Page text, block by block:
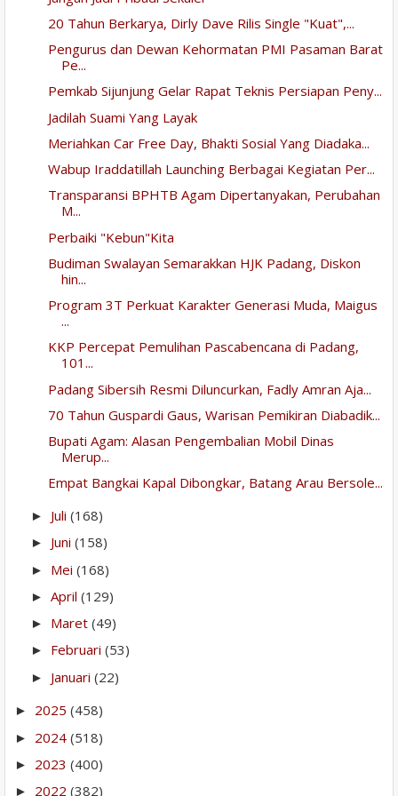
20 Tahun Berkarya, Dirly Dave Rilis Single "Kuat",...
Pengurus dan Dewan Kehormatan PMI Pasaman Barat
Pe...
Pemkab Sijunjung Gelar Rapat Teknis Persiapan Peny...
Jadilah Suami Yang Layak
Meriahkan Car Free Day, Bhakti Sosial Yang Diadaka...
Wabup Iraddatillah Launching Berbagai Kegiatan Per...
Transparansi BPHTB Agam Dipertanyakan, Perubahan
M...
Perbaiki "Kebun"Kita
Budiman Swalayan Semarakkan HJK Padang, Diskon
hin...
Program 3T Perkuat Karakter Generasi Muda, Maigus
...
KKP Percepat Pemulihan Pascabencana di Padang,
101...
Padang Sibersih Resmi Diluncurkan, Fadly Amran Aja...
70 Tahun Guspardi Gaus, Warisan Pemikiran Diabadik...
Bupati Agam: Alasan Pengembalian Mobil Dinas
Merup...
Empat Bangkai Kapal Dibongkar, Batang Arau Bersole...
► Juli (168)
► Juni (158)
► Mei (168)
► April (129)
► Maret (49)
► Februari (53)
► Januari (22)
► 2025 (458)
► 2024 (518)
► 2023 (400)
► 2022 (382)